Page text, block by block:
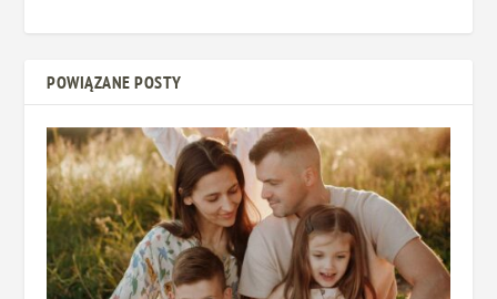
POWIĄZANE POSTY